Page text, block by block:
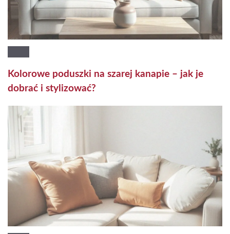
Kolorowe poduszki na szarej kanapie – jak je
dobrać i stylizować?